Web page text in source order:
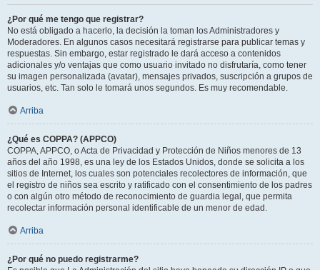
¿Por qué me tengo que registrar?
No está obligado a hacerlo, la decisión la toman los Administradores y
Moderadores. En algunos casos necesitará registrarse para publicar temas y
respuestas. Sin embargo, estar registrado le dará acceso a contenidos
adicionales y/o ventajas que como usuario invitado no disfrutaría, como tener
su imagen personalizada (avatar), mensajes privados, suscripción a grupos de
usuarios, etc. Tan solo le tomará unos segundos. Es muy recomendable.
Arriba
¿Qué es COPPA? (APPCO)
COPPA, APPCO, o Acta de Privacidad y Protección de Niños menores de 13
años del año 1998, es una ley de los Estados Unidos, donde se solicita a los
sitios de Internet, los cuales son potenciales recolectores de información, que
el registro de niños sea escrito y ratificado con el consentimiento de los padres
o con algún otro método de reconocimiento de guardia legal, que permita
recolectar información personal identificable de un menor de edad.
Arriba
¿Por qué no puedo registrarme?